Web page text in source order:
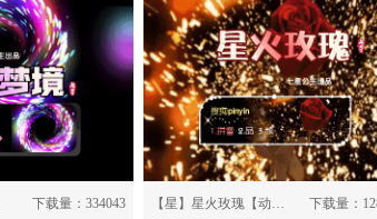
下载量：334043
分享：
【星】星火玫瑰【动态】-628120
下载量：